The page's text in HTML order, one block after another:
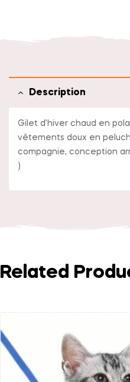
Description
Gilet d’hiver chaud en
vêtements doux en
compagnie, conception
)
Related